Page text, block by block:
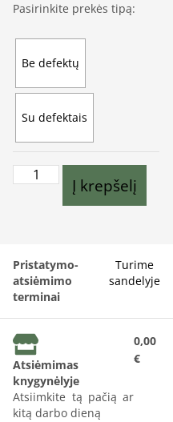
Pasirinkite prekės tipą:
Be defektų
Su defektais
Į krepšelį
Pristatymo-
atsiėmimo
terminai
Turime
sandelyje
Atsiėmimas
knygynėlyje
Atsiimkite tą pačią ar
kitą darbo dieną
0,00
€